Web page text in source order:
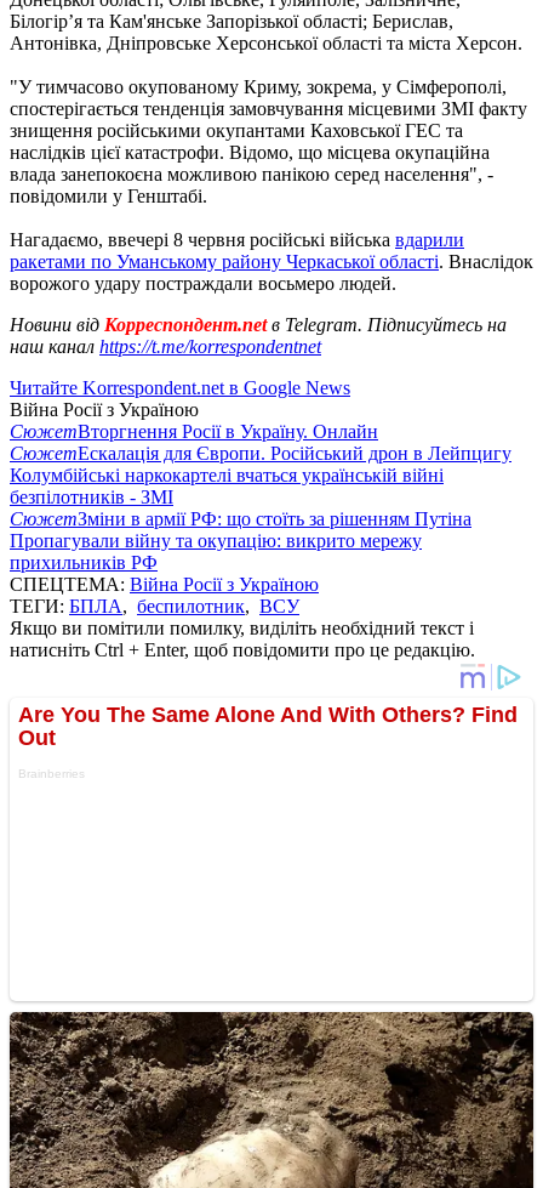
Білогір’я та Кам'янське Запорізької області; Берислав,
Антонівка, Дніпровське Херсонської області та міста Херсон.
"У тимчасово окупованому Криму, зокрема, у Сімферополі,
спостерігається тенденція замовчування місцевими ЗМІ факту
знищення російськими окупантами Каховської ГЕС та
наслідків цієї катастрофи. Відомо, що місцева окупаційна
влада занепокоєна можливою панікою серед населення", -
повідомили у Генштабі.
Нагадаємо, ввечері 8 червня російські війська вдарили
ракетами по Уманському району Черкаської області. Внаслідок
ворожого удару постраждали восьмеро людей.
Новини від Корреспондент.netв Telegram. Підписуйтесь на
наш канал https://t.me/korrespondentnet
Читайте Korrespondent.net в Google News
Війна Росії з Україною
СюжетВторгнення Росії в Україну. Онлайн
СюжетЕскалація для Європи. Російський дрон в Лейпцигу
Колумбійські наркокартелі вчаться українській війні
безпілотників - ЗМІ
СюжетЗміни в армії РФ: що стоїть за рішенням Путіна
Пропагували війну та окупацію: викрито мережу
прихильників РФ
СПЕЦТЕМА: Війна Росії з Україною
ТЕГИ: БПЛА, беспилотник, ВСУ
Якщо ви помітили помилку, виділіть необхідний текст і
натисніть Ctrl + Enter, щоб повідомити про це редакцію.